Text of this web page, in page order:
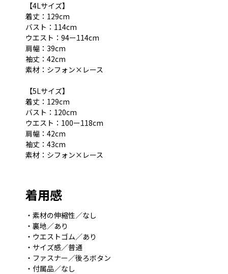
【4Lサイズ】
着丈：129cm
バスト：114cm
ウエスト：94ー114cm
肩幅：39cm
袖丈：42cm
素材：シフォン×レース
【5Lサイズ】
着丈：129cm
バスト：120cm
ウエスト：100ー118cm
肩幅：42cm
袖丈：43cm
素材：シフォン×レース
着用感
・素材の伸縮性／なし
・裏地／あり
・ウエストゴム／あり
・サイズ感／普通
・ファスナー／後ろボタン
・付属品／なし